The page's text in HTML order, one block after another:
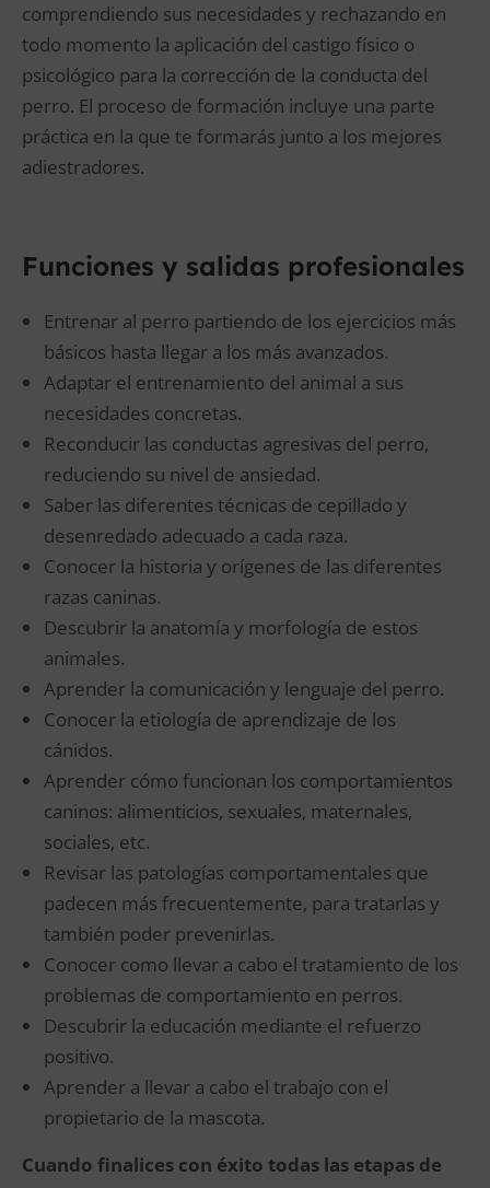
comprendiendo sus necesidades y rechazando en
todo momento la aplicación del castigo físico o
psicológico para la corrección de la conducta del
perro. El proceso de formación incluye una parte
práctica en la que te formarás junto a los mejores
adiestradores.
Funciones y salidas profesionales
Entrenar al perro partiendo de los ejercicios más
básicos hasta llegar a los más avanzados.
Adaptar el entrenamiento del animal a sus
necesidades concretas.
Reconducir las conductas agresivas del perro,
reduciendo su nivel de ansiedad.
Saber las diferentes técnicas de cepillado y
desenredado adecuado a cada raza.
Conocer la historia y orígenes de las diferentes
razas caninas.
Descubrir la anatomía y morfología de estos
animales.
Aprender la comunicación y lenguaje del perro.
Conocer la etiología de aprendizaje de los
cánidos.
Aprender cómo funcionan los comportamientos
caninos: alimenticios, sexuales, maternales,
sociales, etc.
Revisar las patologías comportamentales que
padecen más frecuentemente, para tratarlas y
también poder prevenirlas.
Conocer como llevar a cabo el tratamiento de los
problemas de comportamiento en perros.
Descubrir la educación mediante el refuerzo
positivo.
Aprender a llevar a cabo el trabajo con el
propietario de la mascota.
Cuando finalices con éxito todas las etapas de